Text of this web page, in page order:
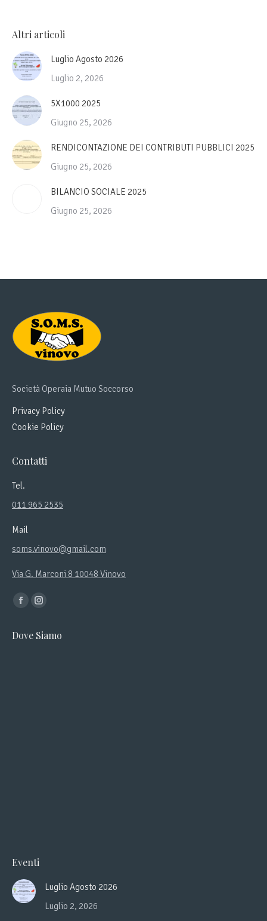
Altri articoli
Luglio Agosto 2026
Luglio 2, 2026
5X1000 2025
Giugno 25, 2026
RENDICONTAZIONE DEI CONTRIBUTI PUBBLICI 2025
Giugno 25, 2026
BILANCIO SOCIALE 2025
Giugno 25, 2026
Società Operaia Mutuo Soccorso
Privacy Policy
Cookie Policy
Contatti
Tel.
011 965 2535
Mail
soms.vinovo@gmail.com
Via G. Marconi 8 10048 Vinovo
Ci puoi trovare su:
Facebook
opens
Instagram
opens
Dove Siamo
Eventi
Luglio Agosto 2026
Luglio 2, 2026